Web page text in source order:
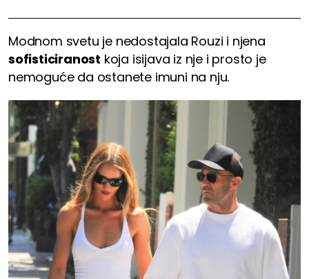
Modnom svetu je nedostajala Rouzi i njena
sofisticiranost koja isijava iz nje i prosto je
nemoguće da ostanete imuni na nju.